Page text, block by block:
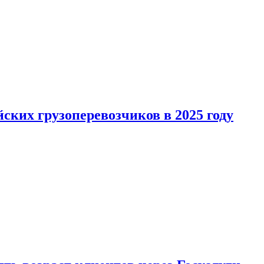
грузоперевозчиков в 2025 году